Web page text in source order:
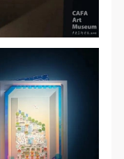
范围
央美术学院校园
或执行的一切活
图书出版、销售
范围
央美术学院校园
或执行的一切活
图书出版、销售
范围
央美术学院校园
或执行的一切活
图书出版、销售